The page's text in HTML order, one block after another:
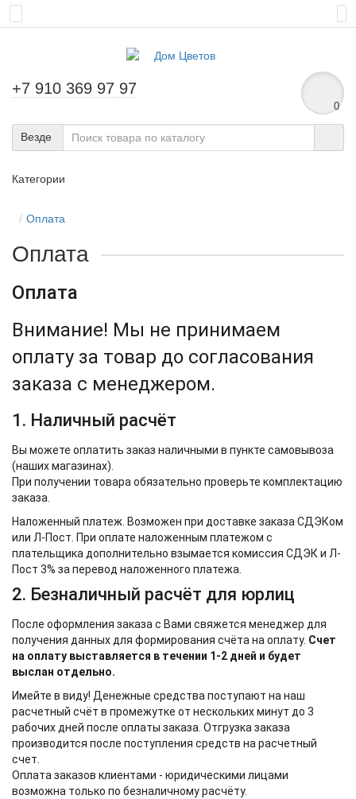
+7 910 369 97 97
0
Везде
Категории
Оплата
Оплата
Оплата
Внимание! Мы не принимаем
оплату за товар до согласования
заказа с менеджером.
1. Наличный расчёт
Вы можете оплатить заказ наличными в пункте самовывоза
(наших магазинах).
При получении товара обязательно проверьте комплектацию
заказа.
Наложенный платеж. Возможен при доставке заказа СДЭКом
или Л-Пост. При оплате наложенным платежом с
плательщика дополнительно взымается комиссия СДЭК и Л-
Пост 3% за перевод наложенного платежа.
2. Безналичный расчёт для юрлиц
После оформления заказа с Вами свяжется менеджер для
получения данных для формирования счёта на оплату. Счет
на оплату выставляется в течении 1-2 дней и будет
выслан отдельно.
Имейте в виду! Денежные средства поступают на наш
расчетный счёт в промежутке от нескольких минут до 3
рабочих дней после оплаты заказа. Отгрузка заказа
производится после поступления средств на расчетный
счет.
Оплата заказов клиентами - юридическими лицами
возможна только по безналичному расчёту.